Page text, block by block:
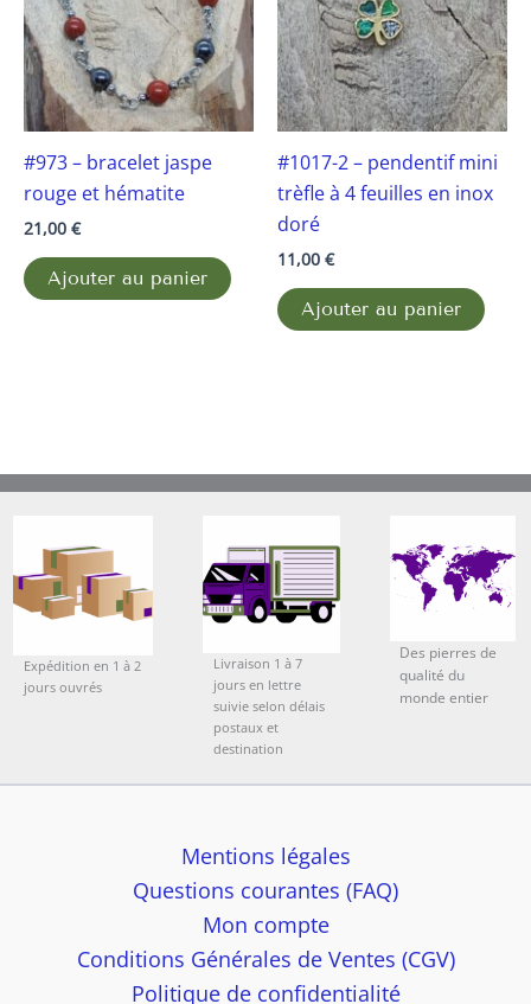
#973 – bracelet jaspe
rouge et hématite
21,00 €
Ajouter au panier
#1017-2 – pendentif mini
trèfle à 4 feuilles en inox
doré
11,00 €
Ajouter au panier
Expédition en 1 à 2
jours ouvrés
Livraison 1 à 7
jours en lettre
suivie selon délais
postaux et
destination
Des pierres de
qualité du
monde entier
Mentions légales
Questions courantes (FAQ)
Mon compte
Conditions Générales de Ventes (CGV)
Politique de confidentialité